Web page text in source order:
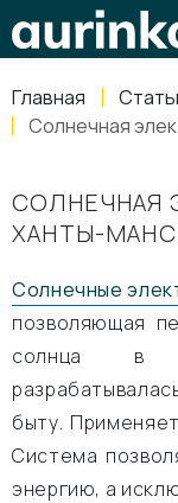
Главная
Солнечная
СОЛНЕЧНАЯ
ХАНТЫ-
Солнечные
позволяющая
солнца в
быту.
Система
энергию, а
Россия,
8-800-770-79-40